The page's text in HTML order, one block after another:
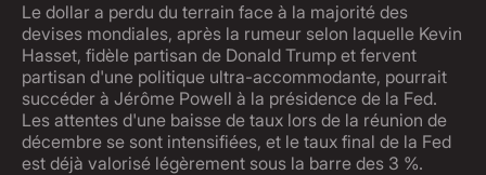
Le dollar a perdu du terrain face à la majorité des
devises mondiales, après la rumeur selon laquelle Kevin
Hasset, fidèle partisan de Donald Trump et fervent
partisan d'une politique ultra-accommodante, pourrait
succéder à Jérôme Powell à la présidence de la Fed.
Les attentes d'une baisse de taux lors de la réunion de
décembre se sont intensifiées, et le taux final de la Fed
est déjà valorisé légèrement sous la barre des 3 %.